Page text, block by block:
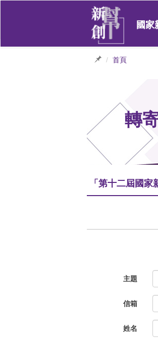
國家
首頁
轉
「第十二屆國
主題
信箱
姓名